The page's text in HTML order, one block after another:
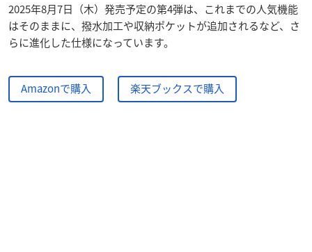
2025年8月7日（木）発売予定の第4弾は、これまでの人気機能
はそのままに、撥水加工や収納ポケットが追加されるなど、さ
らに進化した仕様になっています。
Amazonで購入 楽天ブックスで購入